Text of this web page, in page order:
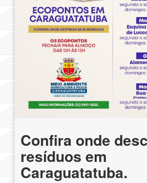
Confira onde
resíduos em
Caraguatatuba.